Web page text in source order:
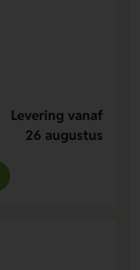
Levering vanaf
26 augustus